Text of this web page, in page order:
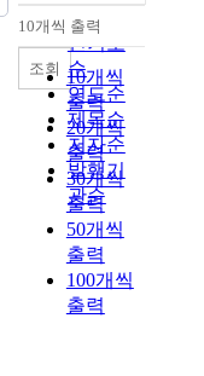
순
인기도
순
연도순
제목순
저자순
발행기
관순
내림차순
10개씩 출력
10개씩
출력
20개씩
출력
30개씩
출력
50개씩
출력
100개씩
출력
조회